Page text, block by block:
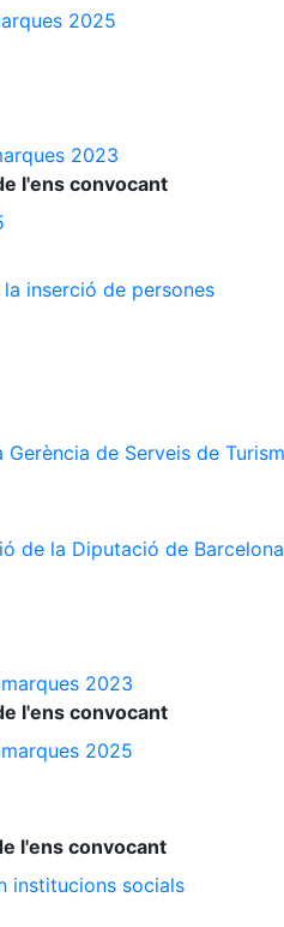
2025
2023
l'ens convocant
inserció de persones
de Serveis de
de la Diputació de Barcelona
2023
l'ens convocant
2025
l'ens convocant
institucions socials